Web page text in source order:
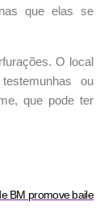
que elas se
O local
ou
que pode ter
BM promove baile